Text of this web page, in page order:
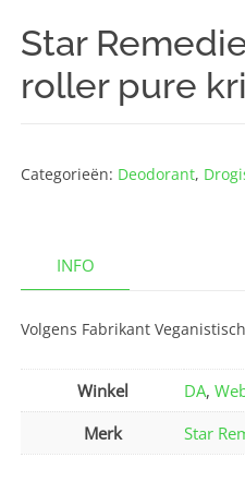
Star
roller pure
Categorieën: Deodorant,
INFO
Volgens Fabrikant Veganistisch
Winkel DA,
Merk
Star